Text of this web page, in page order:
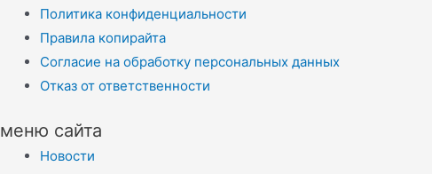
Политика конфиденциальности
Правила копирайта
Согласие на обработку персональных данных
Отказ от ответственности
меню сайта
Новости